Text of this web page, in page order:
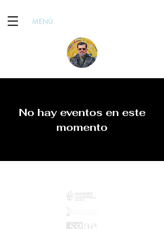
MENÚ
No hay eventos en este
momento